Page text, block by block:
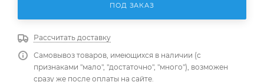
ПОД ЗАКАЗ
Рассчитать доставку
Самовывоз товаров, имеющихся в наличии (с
признаками "мало", "достаточно", "много"), возможен
сразу же после оплаты на сайте.